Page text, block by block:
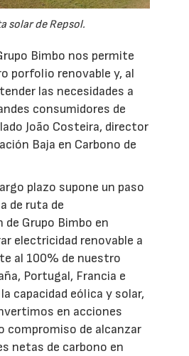
solar de Repsol.
Bimbo nos permite
porfolio renovable y, al
las necesidades a
consumidores de
João Costeira, director
Baja en Carbono de
plazo supone un paso
de ruta de
Grupo Bimbo en
electricidad renovable a
al 100% de nuestro
Portugal, Francia e
capacidad eólica y solar,
en acciones
compromiso de alcanzar
netas de carbono en